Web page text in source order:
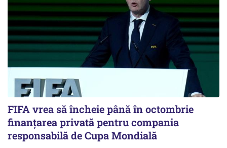
FIFA vrea să încheie până în octombrie
finanțarea privată pentru compania
responsabilă de Cupa Mondială